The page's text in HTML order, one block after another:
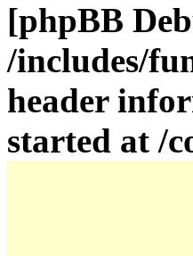
[phpBB
/includes/
header
started at /